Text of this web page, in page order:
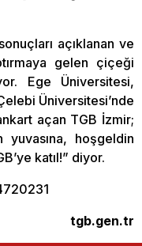
açıklanan ve
gelen çiçeği
Ege Üniversitesi,
Üniversitesi’nde
açan TGB İzmir;
yuvasına, hoşgeldin
katıl!” diyor.
tgb.gen.tr